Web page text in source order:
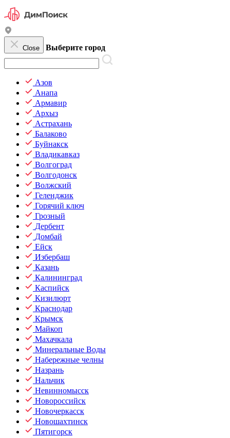
Close Выберите город
Азов
Анапа
Армавир
Архыз
Астрахань
Балаково
Буйнакск
Владикавказ
Волгоград
Волгодонск
Волжский
Геленджик
Горячий ключ
Грозный
Дербент
Домбай
Ейск
Избербаш
Казань
Калининград
Каспийск
Кизилюрт
Краснодар
Крымск
Майкоп
Махачкала
Минеральные Воды
Набережные челны
Назрань
Нальчик
Невинномысск
Новороссийск
Новочеркасск
Новошахтинск
Пятигорск